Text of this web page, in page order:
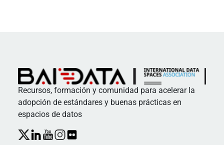
Recursos, formación y comunidad para acelerar la
adopción de estándares y buenas prácticas en
espacios de datos